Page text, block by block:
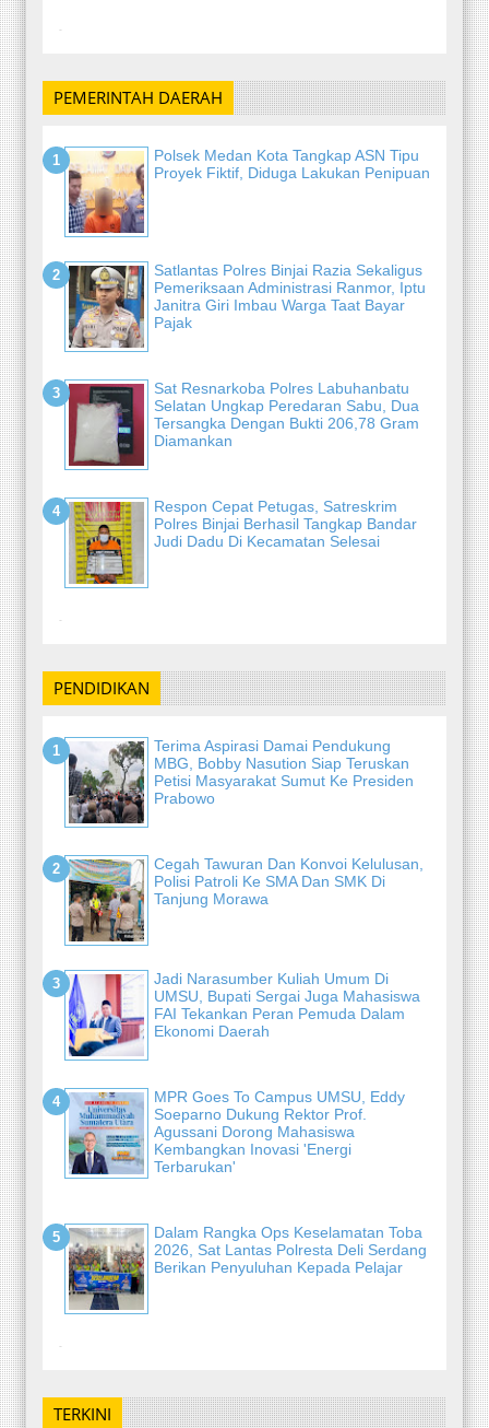
-
PEMERINTAH DAERAH
Polsek Medan Kota Tangkap ASN Tipu
Proyek Fiktif, Diduga Lakukan Penipuan
Satlantas Polres Binjai Razia Sekaligus
Pemeriksaan Administrasi Ranmor, Iptu
Janitra Giri Imbau Warga Taat Bayar
Pajak
Sat Resnarkoba Polres Labuhanbatu
Selatan Ungkap Peredaran Sabu, Dua
Tersangka Dengan Bukti 206,78 Gram
Diamankan
Respon Cepat Petugas, Satreskrim
Polres Binjai Berhasil Tangkap Bandar
Judi Dadu Di Kecamatan Selesai
-
PENDIDIKAN
Terima Aspirasi Damai Pendukung
MBG, Bobby Nasution Siap Teruskan
Petisi Masyarakat Sumut Ke Presiden
Prabowo
Cegah Tawuran Dan Konvoi Kelulusan,
Polisi Patroli Ke SMA Dan SMK Di
Tanjung Morawa
Jadi Narasumber Kuliah Umum Di
UMSU, Bupati Sergai Juga Mahasiswa
FAI Tekankan Peran Pemuda Dalam
Ekonomi Daerah
MPR Goes To Campus UMSU, Eddy
Soeparno Dukung Rektor Prof.
Agussani Dorong Mahasiswa
Kembangkan Inovasi 'Energi
Terbarukan'
Dalam Rangka Ops Keselamatan Toba
2026, Sat Lantas Polresta Deli Serdang
Berikan Penyuluhan Kepada Pelajar
-
TERKINI